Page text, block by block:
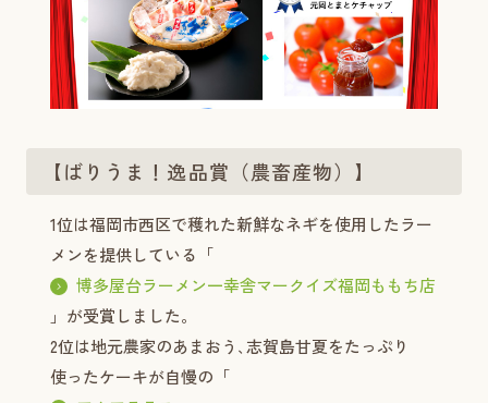
【ばりうま！逸品賞（農畜産物）】
1位は福岡市西区で穫れた新鮮なネギを使用したラー
メンを提供している「
博多屋台ラーメン一幸舎マークイズ福岡ももち店
」が受賞しました。
2位は地元農家のあまおう､志賀島甘夏をたっぷり
使ったケーキが自慢の「